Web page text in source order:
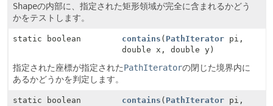
Shapeの内部に、指定された矩形領域が完全に含まれるかどう
かをテストします。
static boolean contains ( PathIterator pi,
double x, double y)
指定された座標が指定されたPathIteratorの閉じた境界内に
あるかどうかを判定します。
static boolean contains ( PathIterator pi,